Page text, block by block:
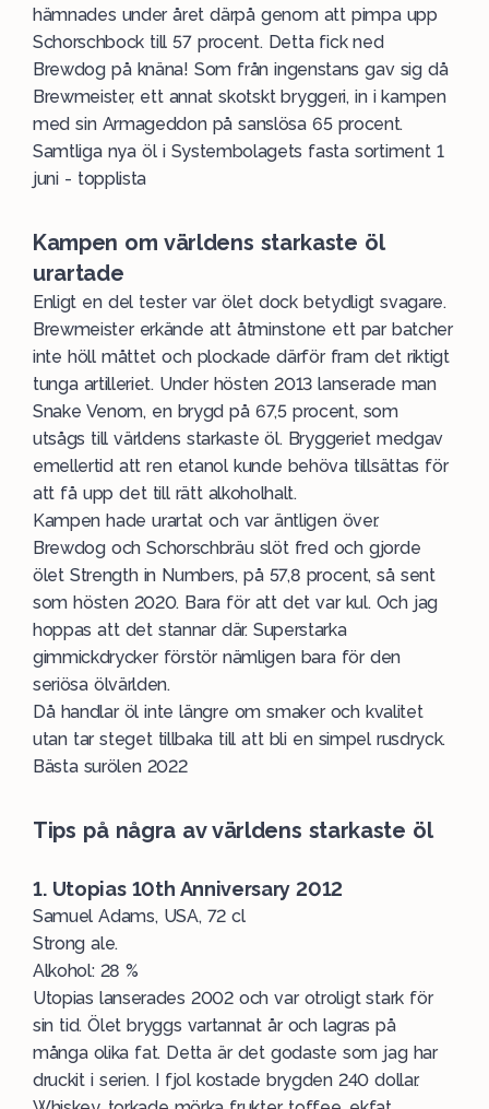
hämnades under året därpå genom att pimpa upp
Schorschbock till 57 procent. Detta fick ned
Brewdog på knäna! Som från ingenstans gav sig då
Brewmeister, ett annat skotskt bryggeri, in i kampen
med sin Armageddon på sanslösa 65 procent.
Samtliga nya öl i Systembolagets fasta sortiment 1
juni - topplista
Kampen om världens starkaste öl
urartade
Enligt en del tester var ölet dock betydligt svagare.
Brewmeister erkände att åtminstone ett par batcher
inte höll måttet och plockade därför fram det riktigt
tunga artilleriet. Under hösten 2013 lanserade man
Snake Venom, en brygd på 67,5 procent, som
utsågs till världens starkaste öl. Bryggeriet medgav
emellertid att ren etanol kunde behöva tillsättas för
att få upp det till rätt alkoholhalt.
Kampen hade urartat och var äntligen över.
Brewdog och Schorschbräu slöt fred och gjorde
ölet Strength in Numbers, på 57,8 procent, så sent
som hösten 2020. Bara för att det var kul. Och jag
hoppas att det stannar där. Superstarka
gimmickdrycker förstör nämligen bara för den
seriösa ölvärlden.
Då handlar öl inte längre om smaker och kvalitet
utan tar steget tillbaka till att bli en simpel rusdryck.
Bästa surölen 2022
Tips på några av världens starkaste öl
1. Utopias 10th Anniversary 2012
Samuel Adams, USA, 72 cl
Strong ale.
Alkohol: 28 %
Utopias lanserades 2002 och var otroligt stark för
sin tid. Ölet bryggs vartannat år och lagras på
många olika fat. Detta är det godaste som jag har
druckit i serien. I fjol kostade brygden 240 dollar.